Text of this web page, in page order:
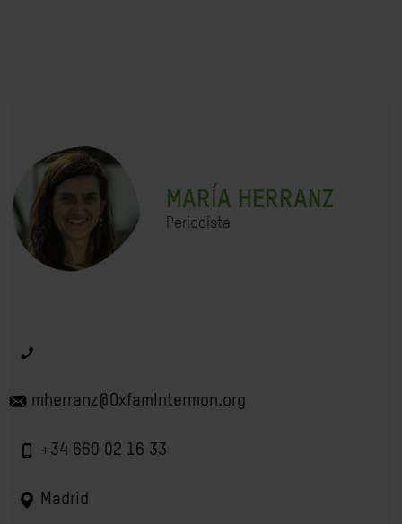
MARÍA HERRANZ
Periodista
mherranz@OxfamIntermon.org
+34 660 02 16 33
Madrid